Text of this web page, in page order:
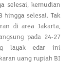
selesai, kemudian
hingga selesai. Tak
di area Jakarta,
pada 24-27
layak edar ini
uang rupiah BI